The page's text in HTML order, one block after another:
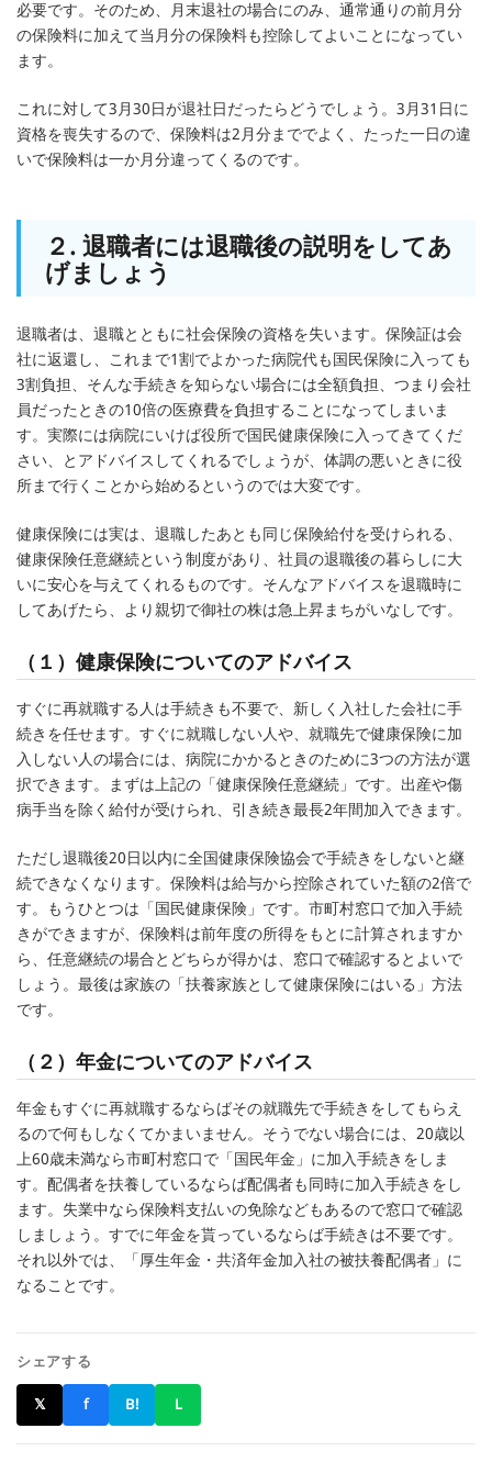
必要です。そのため、月末退社の場合にのみ、通常通りの前月分
の保険料に加えて当月分の保険料も控除してよいことになってい
ます。
これに対して3月30日が退社日だったらどうでしょう。3月31日に
資格を喪失するので、保険料は2月分まででよく、たった一日の違
いで保険料は一か月分違ってくるのです。
２. 退職者には退職後の説明をしてあ
げましょう
退職者は、退職とともに社会保険の資格を失います。保険証は会
社に返還し、これまで1割でよかった病院代も国民保険に入っても
3割負担、そんな手続きを知らない場合には全額負担、つまり会社
員だったときの10倍の医療費を負担することになってしまいま
す。実際には病院にいけば役所で国民健康保険に入ってきてくだ
さい、とアドバイスしてくれるでしょうが、体調の悪いときに役
所まで行くことから始めるというのでは大変です。
健康保険には実は、退職したあとも同じ保険給付を受けられる、
健康保険任意継続という制度があり、社員の退職後の暮らしに大
いに安心を与えてくれるものです。そんなアドバイスを退職時に
してあげたら、より親切で御社の株は急上昇まちがいなしです。
（１）健康保険についてのアドバイス
すぐに再就職する人は手続きも不要で、新しく入社した会社に手
続きを任せます。すぐに就職しない人や、就職先で健康保険に加
入しない人の場合には、病院にかかるときのために3つの方法が選
択できます。まずは上記の「健康保険任意継続」です。出産や傷
病手当を除く給付が受けられ、引き続き最長2年間加入できます。
ただし退職後20日以内に全国健康保険協会で手続きをしないと継
続できなくなります。保険料は給与から控除されていた額の2倍で
す。もうひとつは「国民健康保険」です。市町村窓口で加入手続
きができますが、保険料は前年度の所得をもとに計算されますか
ら、任意継続の場合とどちらが得かは、窓口で確認するとよいで
しょう。最後は家族の「扶養家族として健康保険にはいる」方法
です。
（２）年金についてのアドバイス
年金もすぐに再就職するならばその就職先で手続きをしてもらえ
るので何もしなくてかまいません。そうでない場合には、20歳以
上60歳未満なら市町村窓口で「国民年金」に加入手続きをしま
す。配偶者を扶養しているならば配偶者も同時に加入手続きをし
ます。失業中なら保険料支払いの免除などもあるので窓口で確認
しましょう。すでに年金を貰っているならば手続きは不要です。
それ以外では、「厚生年金・共済年金加入社の被扶養配偶者」に
なることです。
シェアする
𝕏 f B! L